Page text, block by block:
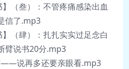
（叁）：不管疼痛感染出血
信了.mp3
（肆）：扎扎实实过足念白
臂说书20分.mp3
说再多还要亲眼看.mp3